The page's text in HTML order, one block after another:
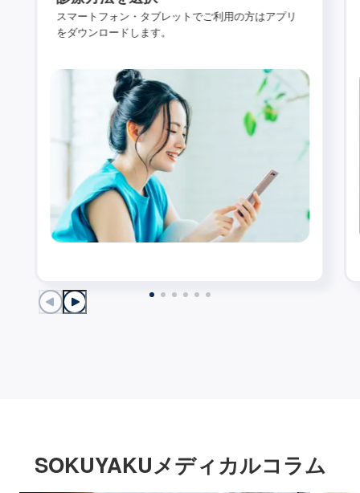
スマートフォン・タブレットでご利用の方はアプリ
をダウンロードします。
SOKUYAKUメディカルコラム